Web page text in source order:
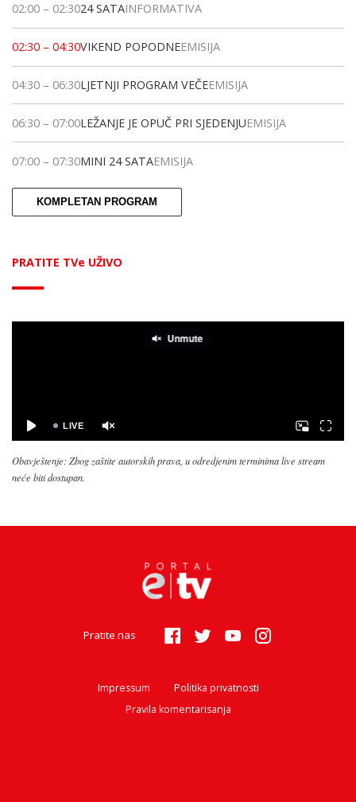
02:00 – 02:3024 SATAINFORMATIVA
02:30 – 04:30VIKEND POPODNEEMISIJA
04:30 – 06:30LJETNJI PROGRAM VEČEEMISIJA
06:30 – 07:00LEŽANJE JE OPUČ PRI SJEDENJUEMISIJA
07:00 – 07:30MINI 24 SATAEMISIJA
KOMPLETAN PROGRAM
PRATITE TVe UŽIVO
Obavještenje: Zbog zaštite autorskih prava, u odredjenim terminima live stream
neće biti dostupan.
Pratite nas
Impressum
Politika privatnosti
Pravila komentarisanja